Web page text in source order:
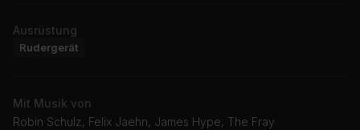
Ausrüstung
Rudergerät
Mit Musik von
Robin Schulz, Felix Jaehn, James Hype, The Fray